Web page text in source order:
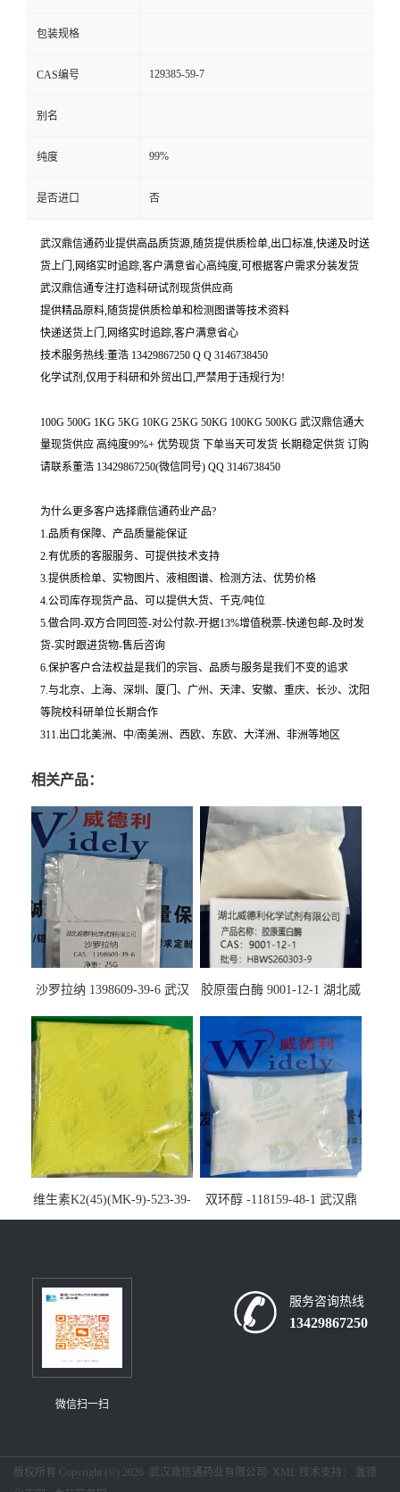
包装规格
CAS编号 129385-59-7
别名
纯度 99%
是否进口 否
武汉鼎信通药业提供高品质货源,随货提供质检单,出口标准,快递及时送
货上门,网络实时追踪,客户满意省心高纯度,可根据客户需求分装发货
武汉鼎信通专注打造科研试剂现货供应商
提供精品原料,随货提供质检单和检测图谱等技术资料
快递送货上门,网络实时追踪,客户满意省心
技术服务热线:董浩 13429867250 Q Q 3146738450
化学试剂,仅用于科研和外贸出口,严禁用于违规行为!
100G 500G 1KG 5KG 10KG 25KG 50KG 100KG 500KG 武汉鼎信通大
量现货供应 高纯度99%+ 优势现货 下单当天可发货 长期稳定供货 订购
请联系董浩 13429867250(微信同号) QQ 3146738450
为什么更多客户选择鼎信通药业产品?
1.品质有保障、产品质量能保证
2.有优质的客服服务、可提供技术支持
3.提供质检单、实物图片、液相图谱、检测方法、优势价格
4.公司库存现货产品、可以提供大货、千克/吨位
5.做合同-双方合同回签-对公付款-开据13%增值税票-快递包邮-及时发
货-实时跟进货物-售后咨询
6.保护客户合法权益是我们的宗旨、品质与服务是我们不变的追求
7.与北京、上海、深圳、厦门、广州、天津、安徽、重庆、长沙、沈阳
等院校科研单位长期合作
311.出口北美洲、中/南美洲、西欧、东欧、大洋洲、非洲等地区
相关产品：
沙罗拉纳 1398609-39-6 武汉
胶原蛋白酶 9001-12-1 湖北威
维生素K2(45)(MK-9)-523-39-
7-武汉鼎信通药业大量现货供
双环醇 -118159-48-1 武汉鼎
信通药业大量现货供应
微信扫一扫
服务咨询热线
13429867250
版权所有 Copyright (©) 2026 武汉鼎信通药业有限公司 XML 技术支持： 盖德